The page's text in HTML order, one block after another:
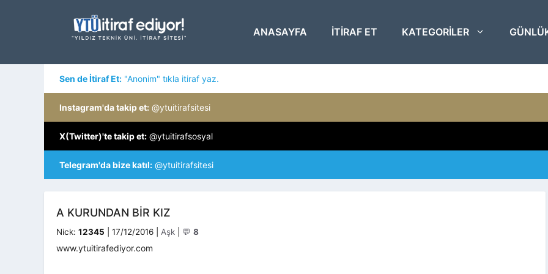
ANASAYFA ITIRAF ET KATEGORILER
Sen de İtiraf Et: "Anonim" tıkla itiraf yaz.
Instagram'da takip et: @ytuitirafsitesi
X(Twitter)'te takip et: @ytuitirafsosyal
Telegram'da bize katıl: @ytuitirafsitesi
A KURUNDAN BIR KIZ
Nick: 12345 17/12/2016 Kategoriler
Aşk 💬 8
www.ytuitirafediyor.com